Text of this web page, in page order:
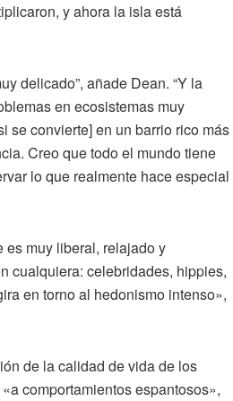
y ahora la isla está
delicado”, añade Dean. “Y la
en ecosistemas muy
se convierte] en un barrio rico más
Creo que todo el mundo tiene
lo que realmente hace especial
es muy liberal, relajado y
cualquiera: celebridades, hippies,
en torno al hedonismo intenso»,
de la calidad de vida de los
comportamientos espantosos»,